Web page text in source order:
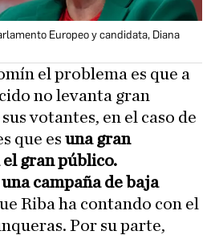
Europeo y candidata, Diana
el problema es que a
no levanta gran
votantes, en el caso de
que es una gran
gran público.
una campaña de baja
Riba ha contando con el
Por su parte,